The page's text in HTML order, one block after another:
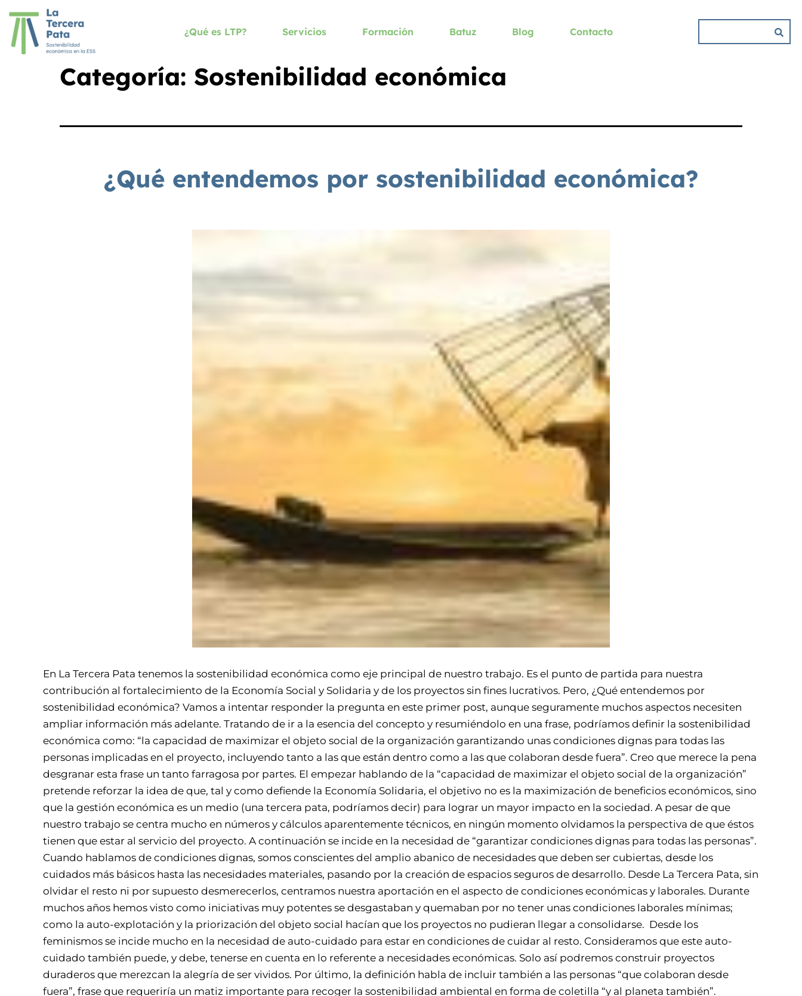
¿Qué es LTP? Servicios Formación Batuz Blog Contacto
Categoría: Sostenibilidad económica
¿Qué entendemos por sostenibilidad económica?
En La Tercera Pata tenemos la sostenibilidad económica como eje principal de nuestro trabajo. Es el punto de partida para nuestra
contribución al fortalecimiento de la Economía Social y Solidaria y de los proyectos sin fines lucrativos. Pero, ¿Qué entendemos por
sostenibilidad económica? Vamos a intentar responder la pregunta en este primer post, aunque seguramente muchos aspectos necesiten
ampliar información más adelante. Tratando de ir a la esencia del concepto y resumiéndolo en una frase, podríamos definir la sostenibilidad
económica como: “la capacidad de maximizar el objeto social de la organización garantizando unas condiciones dignas para todas las
personas implicadas en el proyecto, incluyendo tanto a las que están dentro como a las que colaboran desde fuera”. Creo que merece la pena
desgranar esta frase un tanto farragosa por partes. El empezar hablando de la “capacidad de maximizar el objeto social de la organización”
pretende reforzar la idea de que, tal y como defiende la Economía Solidaria, el objetivo no es la maximización de beneficios económicos, sino
que la gestión económica es un medio (una tercera pata, podríamos decir) para lograr un mayor impacto en la sociedad. A pesar de que
nuestro trabajo se centra mucho en números y cálculos aparentemente técnicos, en ningún momento olvidamos la perspectiva de que éstos
tienen que estar al servicio del proyecto. A continuación se incide en la necesidad de “garantizar condiciones dignas para todas las personas”.
Cuando hablamos de condiciones dignas, somos conscientes del amplio abanico de necesidades que deben ser cubiertas, desde los
cuidados más básicos hasta las necesidades materiales, pasando por la creación de espacios seguros de desarrollo. Desde La Tercera Pata, sin
olvidar el resto ni por supuesto desmerecerlos, centramos nuestra aportación en el aspecto de condiciones económicas y laborales. Durante
muchos años hemos visto como iniciativas muy potentes se desgastaban y quemaban por no tener unas condiciones laborales mínimas;
como la auto-explotación y la priorización del objeto social hacían que los proyectos no pudieran llegar a consolidarse. Desde los
feminismos se incide mucho en la necesidad de auto-cuidado para estar en condiciones de cuidar al resto. Consideramos que este auto-
cuidado también puede, y debe, tenerse en cuenta en lo referente a necesidades económicas. Solo así podremos construir proyectos
duraderos que merezcan la alegría de ser vividos. Por último, la definición habla de incluir también a las personas “que colaboran desde
fuera”, frase que requeriría un matiz importante para recoger la sostenibilidad ambiental en forma de coletilla “y al planeta también”.